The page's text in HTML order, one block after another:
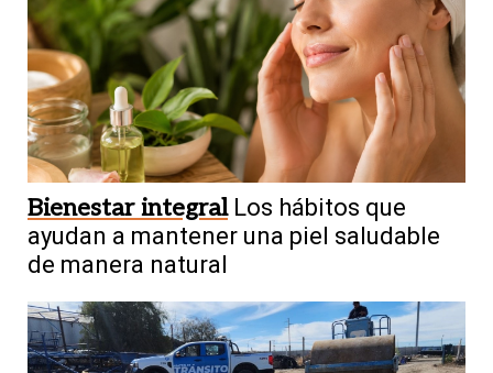
Bienestar integral Los hábitos que
ayudan a mantener una piel saludable
de manera natural